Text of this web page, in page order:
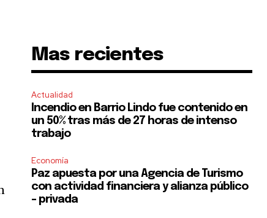
Mas recientes
Actualidad
Incendio en Barrio Lindo fue contenido en
un 50% tras más de 27 horas de intenso
trabajo
Economía
Paz apuesta por una Agencia de Turismo
con actividad financiera y alianza público
– privada